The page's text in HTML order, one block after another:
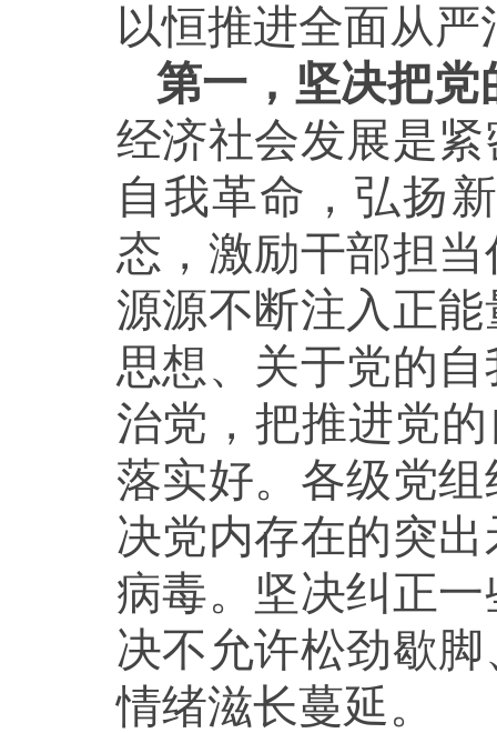
以恒推进全面从严
第一，坚决把
经济社会发展是
自我革命，弘扬
态，激励干部担
源源不断注入正
思想、关于党的
治党，把推进党
落实好。各级党
决党内存在的突
病毒。坚决纠正
决不允许松劲歇
情绪滋长蔓延。